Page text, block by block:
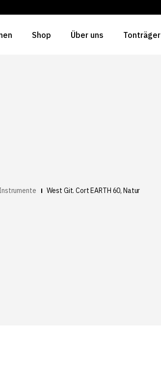
Shop Über uns Tonträger
West Git. Cort EARTH 60, Natur